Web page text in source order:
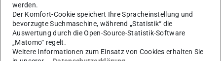
Thilo Dieing arbeitet seit Mai 2025 als wissenschaftlicher
Mitarbeiter am Arbeitsbereich „Politisches System
werden.
Der Komfort-Cookie speichert Ihre Spracheinstellung und
bevorzugte Suchmaschine, während „Statistik“ die
Auswertung durch die Open-Source-Statistik-Software
„Matomo“ regelt.
Weitere Informationen zum Einsatz von Cookies erhalten Sie